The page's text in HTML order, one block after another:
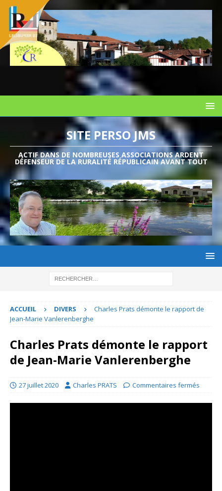
SITE PERSO JMS
ACTIF DANS DE NOMBREUSES ASSOCIATIONS ARDENT
DÉFENSEUR DE LA RURALITÉ RÉPUBLICAIN AVANT TOUT
ACCUEIL DIVERS
Charles Prats démonte le rapport de
Jean-Marie Vanlerenberghe
Charles Prats démonte le rapport
de Jean-Marie Vanlerenberghe
27 juillet 2020 Charles PRATS Commentaires fermés